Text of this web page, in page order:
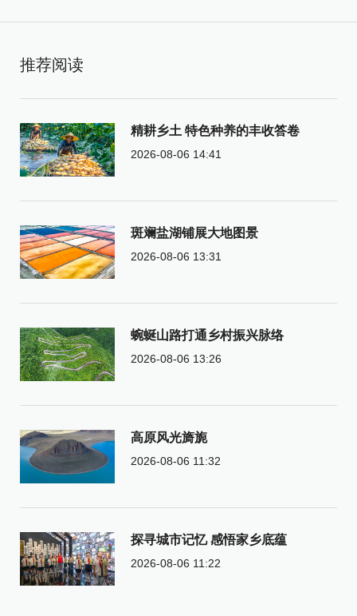
推荐阅读
精耕乡土 特色种养的丰收答卷
2026-08-06 14:41
斑斓盐湖铺展大地图景
2026-08-06 13:31
蜿蜒山路打通乡村振兴脉络
2026-08-06 13:26
高原风光旖旎
2026-08-06 11:32
探寻城市记忆 感悟家乡底蕴
2026-08-06 11:22